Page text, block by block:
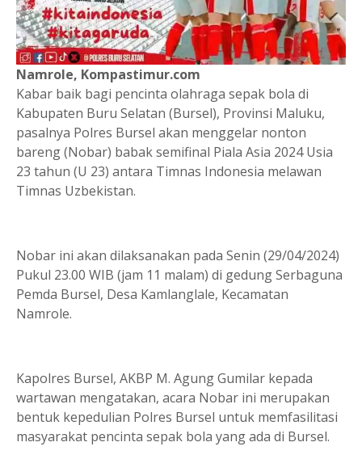
Namrole, Kompastimur.com
Kabar baik bagi pencinta olahraga sepak bola di
Kabupaten Buru Selatan (Bursel), Provinsi Maluku,
pasalnya Polres Bursel akan menggelar nonton
bareng (Nobar) babak semifinal Piala Asia 2024 Usia
23 tahun (U 23) antara Timnas Indonesia melawan
Timnas Uzbekistan.
Nobar ini akan dilaksanakan pada Senin (29/04/2024)
Pukul 23.00 WIB (jam 11 malam) di gedung Serbaguna
Pemda Bursel, Desa Kamlanglale, Kecamatan
Namrole.
Kapolres Bursel, AKBP M. Agung Gumilar kepada
wartawan mengatakan, acara Nobar ini merupakan
bentuk kepedulian Polres Bursel untuk memfasilitasi
masyarakat pencinta sepak bola yang ada di Bursel.